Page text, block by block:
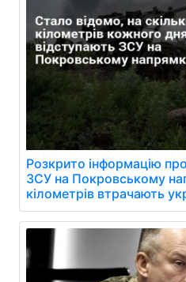
Розкрито інформацію
ЗСУ на Покровському
кілометрів втрачають